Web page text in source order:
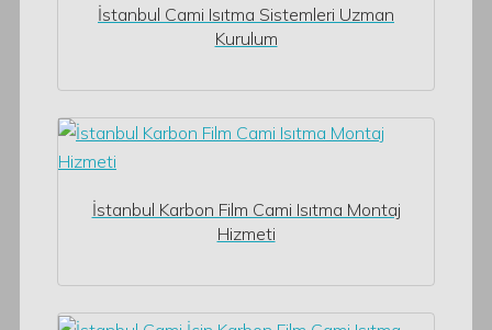
İstanbul Cami Isıtma Sistemleri Uzman
Kurulum
İstanbul Karbon Film Cami Isıtma Montaj
Hizmeti